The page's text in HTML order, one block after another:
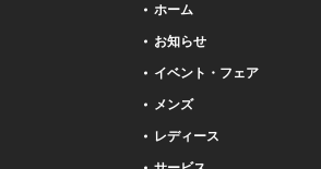
ホーム
お知らせ
イベント・フェア
メンズ
レディース